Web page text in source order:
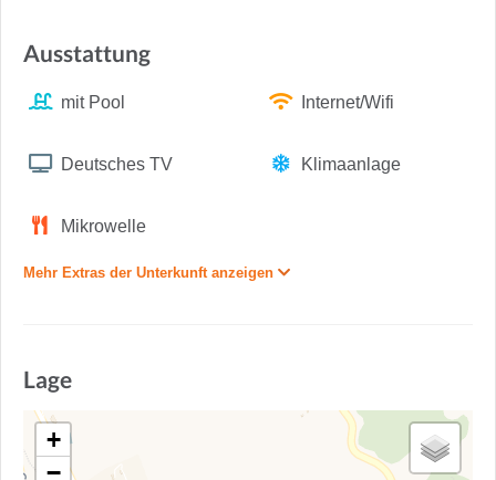
Ausstattung
mit Pool Internet/Wifi
Deutsches TV Klimaanlage
Mikrowelle
Mehr Extras der Unterkunft anzeigen
Lage
+
−